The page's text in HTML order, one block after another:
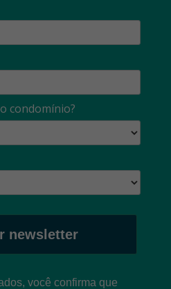
condomínio?
newsletter
você confirma que